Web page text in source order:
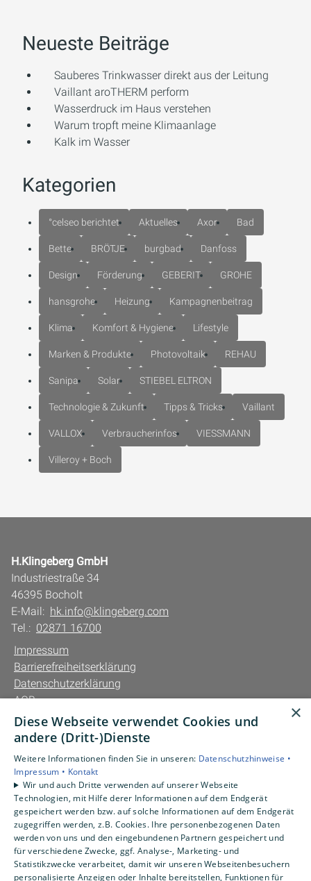
Neueste Beiträge
Sauberes Trinkwasser direkt aus der Leitung
Vaillant aroTHERM perform
Wasserdruck im Haus verstehen
Warum tropft meine Klimaanlage
Kalk im Wasser
Kategorien
°celseo berichtet Aktuelles Axor Bad
Bette BRÖTJE burgbad Danfoss
Design Förderung GEBERIT GROHE
hansgrohe Heizung Kampagnenbeitrag
Klima Komfort & Hygiene Lifestyle
Marken & Produkte Photovoltaik REHAU
Sanipa Solar STIEBEL ELTRON
Technologie & Zukunft Tipps & Tricks Vaillant
VALLOX Verbraucherinfos VIESSMANN
Villeroy + Boch
H.Klingeberg GmbH
Industriestraße 34
46395 Bocholt
E-Mail: hk.info@klingeberg.com
Tel.: 02871 16700
Impressum
Barrierefreiheitserklärung
Datenschutzerklärung
AGB
Unsere Bereiche
Gewerbekunden
Karriere
Unternehmen
Kontakt
×
Diese Webseite verwendet Cookies und
andere (Dritt-)Dienste
Weitere Informationen finden Sie in unseren: Datenschutzhinweise •
Impressum • Kontakt
Wir und auch Dritte verwenden auf unserer Webseite
Technologien, mit Hilfe derer Informationen auf dem Endgerät
gespeichert werden bzw. auf solche Informationen auf dem Endgerät
zugegriffen werden, z.B. Cookies. Ihre personenbezogenen Daten
werden von uns und den eingebundenen Partnern gespeichert und
für verschiedene Zwecke, ggf. Analyse-, Marketing- und
Statistikzwecke verarbeitet, damit wir unseren Webseitenbesuchern
personalisierte Anzeigen oder Inhalte bereitstellen, Funktionen für